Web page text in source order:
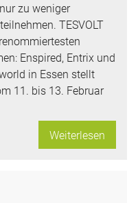
zu weniger
TESVOLT
Enspired, Entrix und
in Essen stellt
11. bis 13. Februar
Weiterlesen